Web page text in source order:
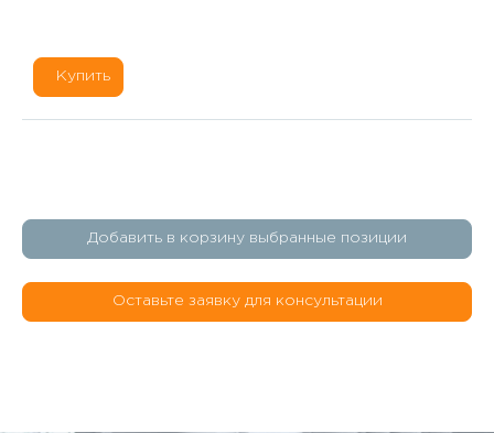
Купить
Добавить в корзину выбранные позиции
Оставьте заявку для консультации